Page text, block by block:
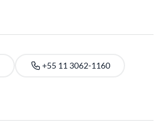
+55 11 3062-1160